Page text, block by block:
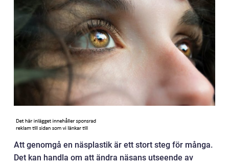
Att genomgå en näsplastik är ett stort steg för många.
Det kan handla om att ändra näsans utseende av